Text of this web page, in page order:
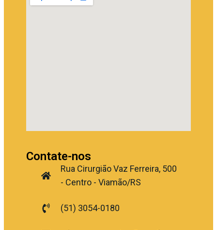
Contate-nos
Rua Cirurgião Vaz Ferreira, 500
- Centro - Viamão/RS
(51) 3054-0180